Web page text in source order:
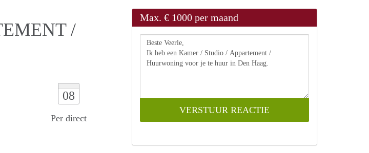
/
08
Per direct
Max. € 1000 per maand